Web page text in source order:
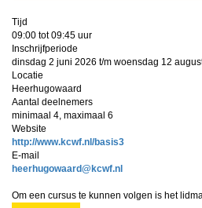
Tijd
09:00 tot 09:45 uur
Inschrijfperiode
dinsdag 2 juni 2026 t/m woensdag 12
Locatie
Heerhugowaard
Aantal deelnemers
minimaal 4, maximaal 6
Website
http://www.kcwf.nl/basis3
E-mail
draawoguhreeh@kcwf.nl
Om een cursus te kunnen volgen is het